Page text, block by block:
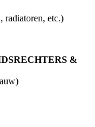
radiatoren, etc.)
&